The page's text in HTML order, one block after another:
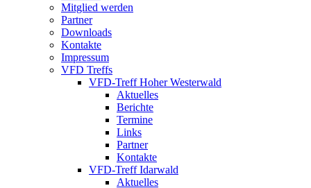
Mitglied werden
Partner
Downloads
Kontakte
Impressum
VFD Treffs
VFD-Treff Hoher Westerwald
Aktuelles
Berichte
Termine
Links
Partner
Kontakte
VFD-Treff Idarwald
Aktuelles